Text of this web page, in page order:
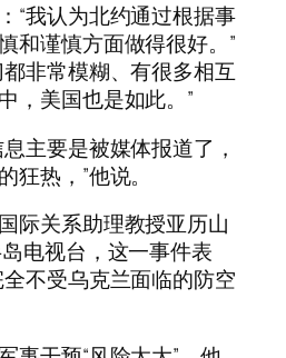
“我认为北约通过根据事
和谨慎方面做得很好。”
非常模糊、有很多相互
，美国也是如此。”
主要是被媒体报道了，
热，”他说。
际关系助理教授亚历山
电视台，这一事件表
不受乌克兰面临的防空